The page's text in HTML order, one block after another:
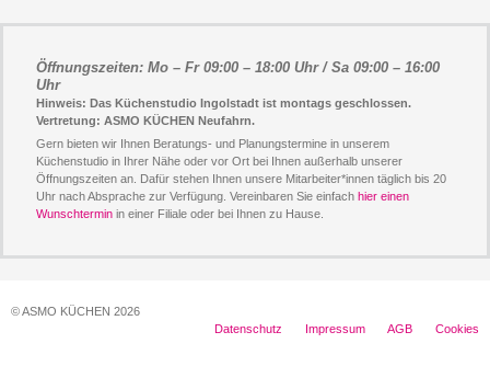
Öffnungszeiten: Mo – Fr 09:00 – 18:00 Uhr / Sa 09:00 – 16:00
Uhr
Hinweis: Das Küchenstudio Ingolstadt ist montags geschlossen.
Vertretung: ASMO KÜCHEN Neufahrn.
Gern bieten wir Ihnen Beratungs- und Planungstermine in unserem
Küchenstudio in Ihrer Nähe oder vor Ort bei Ihnen außerhalb unserer
Öffnungszeiten an. Dafür stehen Ihnen unsere Mitarbeiter*innen täglich bis 20
Uhr nach Absprache zur Verfügung. Vereinbaren Sie einfach hier einen
Wunschtermin in einer Filiale oder bei Ihnen zu Hause.
© ASMO KÜCHEN 2026
Datenschutz
Impressum AGB Cookies